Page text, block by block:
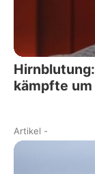
kämpfte
Artikel -